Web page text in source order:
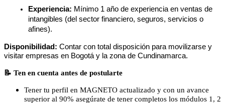
Experiencia: Mínimo 1 año de experiencia en ventas de
intangibles (del sector financiero, seguros, servicios o
afines).
Disponibilidad: Contar con total disposición para movilizarse y
visitar empresas en Bogotá y la zona de Cundinamarca.
📝 Ten en cuenta antes de postularte
Tener tu perfil en MAGNETO actualizado y con un avance
superior al 90% asegúrate de tener completos los módulos 1, 2